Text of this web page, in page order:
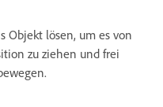
Objekt lösen, um es von
zu ziehen und frei